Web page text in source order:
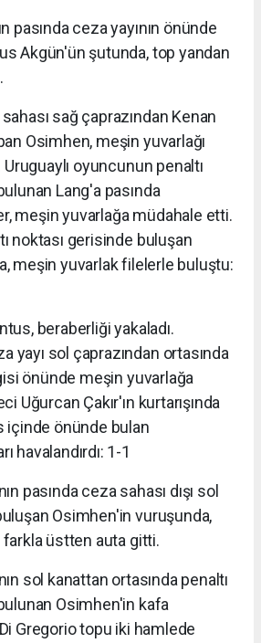
pasında ceza yayının önünde
Akgün'ün şutunda, top yandan
sağ çaprazından Kenan
Osimhen, meşin yuvarlağı
oyuncunun penaltı
Lang'a pasında
meşin yuvarlağa müdahale etti.
noktası gerisinde buluşan
meşin yuvarlak filelerle buluştu:
beraberliği yakaladı.
yayı sol çaprazından ortasında
önünde meşin yuvarlağa
Uğurcan Çakır'ın kurtarışında
içinde önünde bulan
havalandırdı: 1-1
pasında ceza sahası dışı sol
Osimhen'in vuruşunda,
üstten auta gitti.
sol kanattan ortasında penaltı
Osimhen'in kafa
Gregorio topu iki hamlede